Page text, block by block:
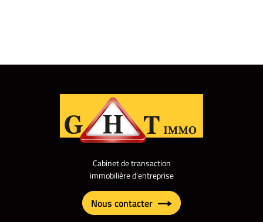
Cabinet de transaction
immobilière d'entreprise
Nous contacter